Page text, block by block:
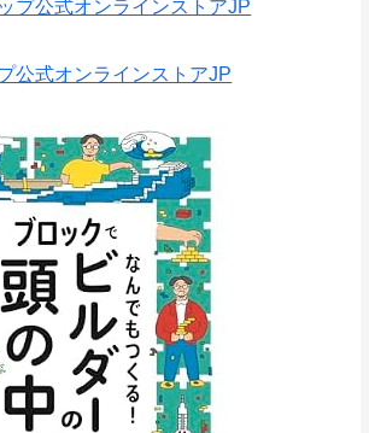
公式オンラインストアJP